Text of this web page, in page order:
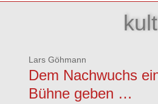
Lars Göhmann
Dem Nachwuchs
Bühne geben …